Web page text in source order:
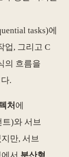
tasks)에
업, 그리고 C
의 흐름을
.
처 에
)와 서브
만, 서브